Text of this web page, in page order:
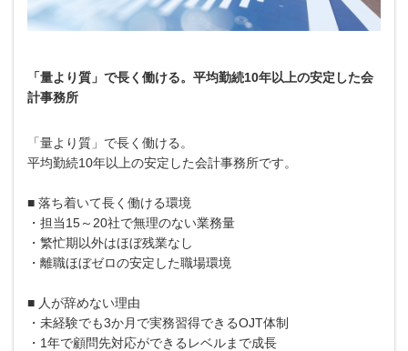
「量より質」で長く働ける。平均勤続10年以上の安定した会
計事務所
「量より質」で長く働ける。
平均勤続10年以上の安定した会計事務所です。
■ 落ち着いて長く働ける環境
・担当15～20社で無理のない業務量
・繁忙期以外はほぼ残業なし
・離職ほぼゼロの安定した職場環境
■ 人が辞めない理由
・未経験でも3か月で実務習得できるOJT体制
・1年で顧問先対応ができるレベルまで成長